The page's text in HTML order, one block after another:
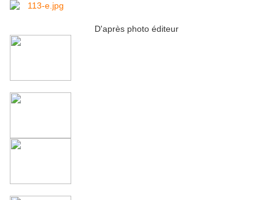
D'après photo éditeur